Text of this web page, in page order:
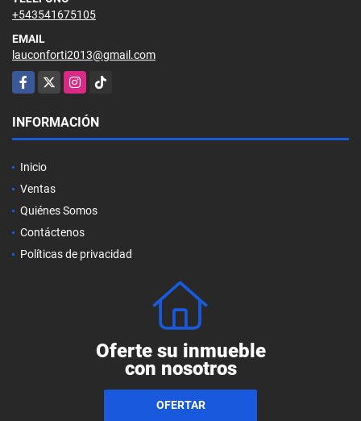
+543541675105
EMAIL
lauconforti2013@gmail.com
Facebook
X Instagram
TikTok
INFORMACIÓN
Inicio
Ventas
Quiénes Somos
Contáctenos
Políticas de privacidad
Oferte su inmueble
con nosotros
OFERTAR